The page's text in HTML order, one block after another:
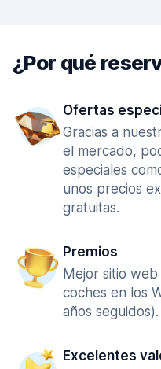
¿Por qué
Ofertas
Gracias a
el mercado,
especiales
unos precios
gratuitas.
Premios
Mejor sitio
coches en los
años seguidos).
Excelentes